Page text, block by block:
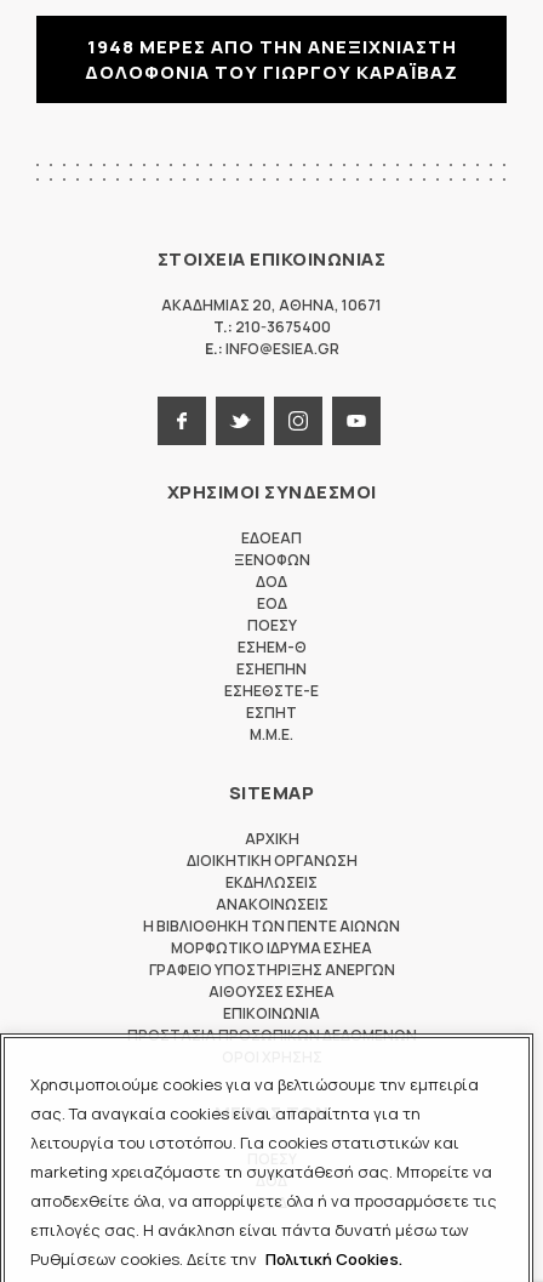
Χρησιμοποιούμε cookies για να βελτιώσουμε την εμπειρία
σας. Τα αναγκαία cookies είναι απαραίτητα για τη
λειτουργία του ιστοτόπου. Για cookies στατιστικών και
marketing χρειαζόμαστε τη συγκατάθεσή σας. Μπορείτε να
αποδεχθείτε όλα, να απορρίψετε όλα ή να προσαρμόσετε τις
επιλογές σας. Η ανάκληση είναι πάντα δυνατή μέσω των
Ρυθμίσεων cookies. Δείτε την Πολιτική Cookies.
1948 ΜΕΡΕΣ ΑΠΟ ΤΗΝ ΑΝΕΞΙΧΝΙΑΣΤΗ
ΔΟΛΟΦΟΝΙΑ ΤΟΥ ΓΙΩΡΓΟΥ ΚΑΡΑΪΒΑΖ
ΣΤΟΙΧΕΙΑ ΕΠΙΚΟΙΝΩΝΙΑΣ
ΑΚΑΔΗΜΙΑΣ 20, ΑΘΗΝΑ, 10671
T.: 210-3675400
E.:INFO@ESIEA.GR
ΧΡΗΣΙΜΟΙ ΣΥΝΔΕΣΜΟΙ
ΕΔΟΕΑΠ
ΞΕΝΟΦΩΝ
ΔΟΔ
ΕΟΔ
ΠΟΕΣΥ
ΕΣΗΕΜ-Θ
ΕΣΗΕΠΗΝ
ΕΣΗΕΘΣΤΕ-Ε
ΕΣΠΗΤ
M.M.E.
SITEMAP
ΑΡΧΙΚΗ
ΔΙΟΙΚΗΤΙΚΗ ΟΡΓΑΝΩΣΗ
ΕΚΔΗΛΩΣΕΙΣ
ΑΝΑΚΟΙΝΩΣΕΙΣ
Η ΒΙΒΛΙΟΘΗΚΗ ΤΩΝ ΠΕΝΤΕ ΑΙΩΝΩΝ
ΜΟΡΦΩΤΙΚΟ ΙΔΡΥΜΑ ΕΣΗΕΑ
ΓΡΑΦΕΙΟ ΥΠΟΣΤΗΡΙΞΗΣ ΑΝΕΡΓΩΝ
ΑΙΘΟΥΣΕΣ ΕΣΗΕΑ
ΕΠΙΚΟΙΝΩΝΙΑ
ΠΡΟΣΤΑΣΙΑ ΠΡΟΣΩΠΙΚΩΝ ΔΕΔΟΜΕΝΩΝ
ΜΕΛΟΣ ΤΩΝ
ΔΟΔ
ΕΟΔ